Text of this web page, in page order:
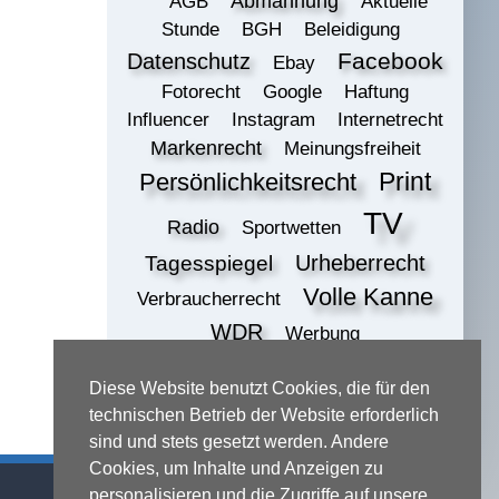
Diese Website benutzt Cookies, die für den
technischen Betrieb der Website erforderlich
sind und stets gesetzt werden. Andere
Cookies, um Inhalte und Anzeigen zu
Stunde
BGH Beleidigung
Datenschutz Ebay Facebook
Fotorecht Google
Haftung
Influencer
Instagram Internetrecht
Markenrecht Meinungsfreiheit
Persönlichkeitsrecht Print
Radio Sportwetten TV
Tagesspiegel Urheberrecht
Verbraucherrecht Volle Kanne
WDR Werbung
print